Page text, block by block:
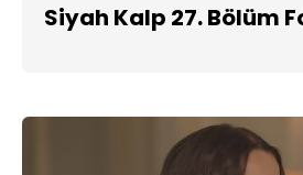
Siyah Kalp 27. Bölüm